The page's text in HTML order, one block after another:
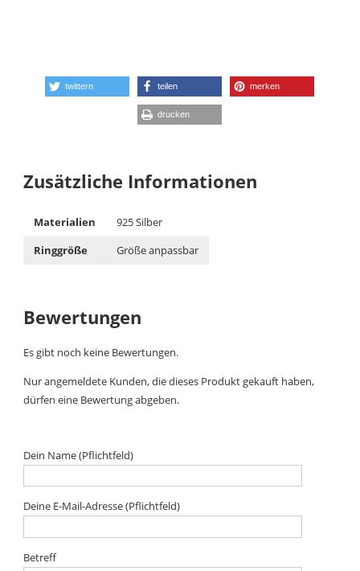
twittern teilen merken
drucken
Zusätzliche Informationen
Materialien
925 Silber
Ringgröße
Größe anpassbar
Bewertungen
Es gibt noch keine Bewertungen.
Nur angemeldete Kunden, die dieses Produkt gekauft haben,
dürfen eine Bewertung abgeben.
Dein Name (Pflichtfeld)
Deine E-Mail-Adresse (Pflichtfeld)
Betreff